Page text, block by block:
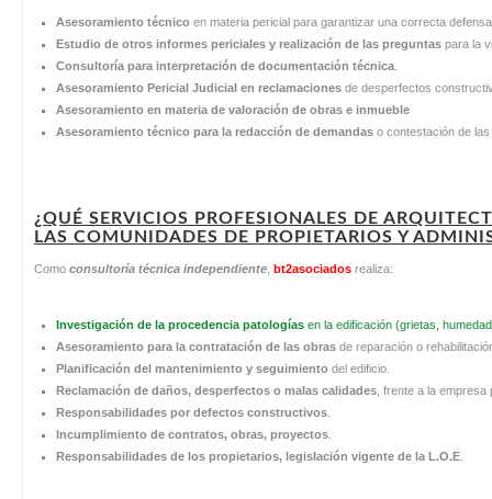
Asesoramiento técnico en materia pericial para garantizar una correcta
Estudio de otros informes periciales y realización de las preguntas para la
Consultoría para interpretación de documentación técnica.
Asesoramiento Pericial Judicial en reclamaciones de desperfectos
Asesoramiento en materia de valoración de obras e inmueble
Asesoramiento técnico para la redacción de demandas o contestación de
¿QUÉ SERVICIOS PROFESIONALES DE
LAS COMUNIDADES DE PROPIETARIOS Y
Como consultoría técnica independiente, bt2asociados realiza:
Investigación de la procedencia patologías en la edificación (grietas,
Asesoramiento para la contratación de las obras de reparación o
Planificación del mantenimiento y seguimiento del edificio.
Reclamación de daños, desperfectos o malas calidades, frente a la
Responsabilidades por defectos constructivos.
Incumplimiento de contratos, obras, proyectos.
Responsabilidades de los propietarios, legislación vigente de la L.O.E.